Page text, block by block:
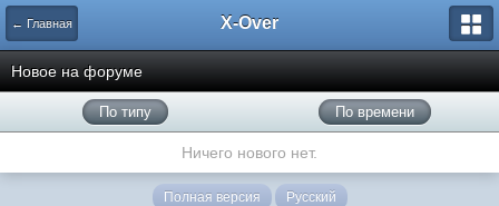
← Главная X-Over
Новое на форуме
По типу По времени
Ничего нового нет.
Полная версия Русский